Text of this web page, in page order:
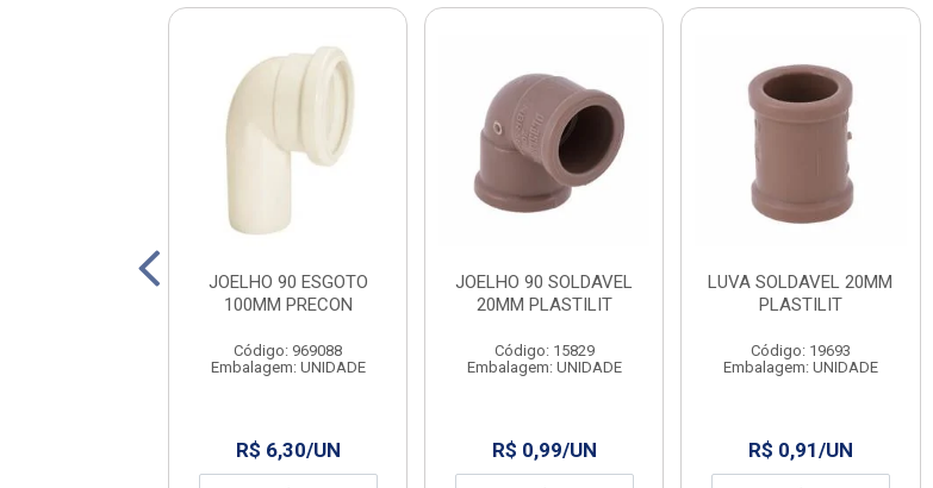
JOELHO 90 ESGOTO
100MM PRECON
Código: 969088
Embalagem: UNIDADE
R$ 6,30/UN
JOELHO 90 SOLDAVEL
20MM PLASTILIT
Código: 15829
Embalagem: UNIDADE
R$ 0,99/UN
LUVA SOLDAVEL 20MM
PLASTILIT
Código: 19693
Embalagem: UNIDADE
R$ 0,91/UN